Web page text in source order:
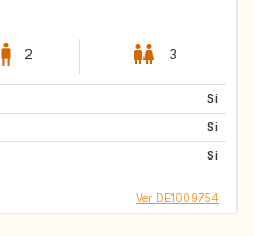
2 3
Si
Si
Si
Ver DE1009754